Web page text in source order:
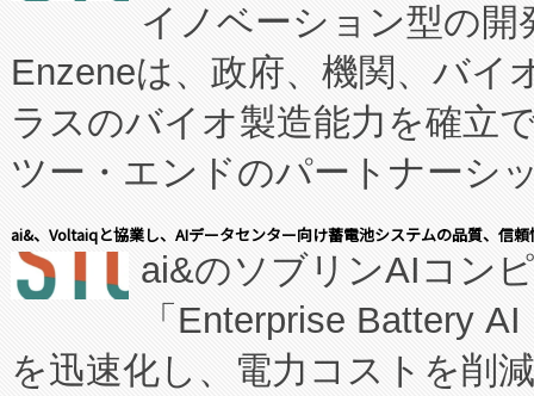
イノベーション型の
Enzeneは、政府、機関、バイ
ラスのバイオ製造能力を確立
ツー・エンドのパートナーシ
表しました。 同社の実績ある
manufacturing™ (FCCM™) プ
たNeXは、バイオ医薬品製造
従来のフェッドバッチ施設の
ai&、Voltaiqと協業し、AIデータセンター向け蓄電池システムの品質、信
ai&のソブリンAIコン
「Enterprise Battery
を迅速化し、電力コストを削